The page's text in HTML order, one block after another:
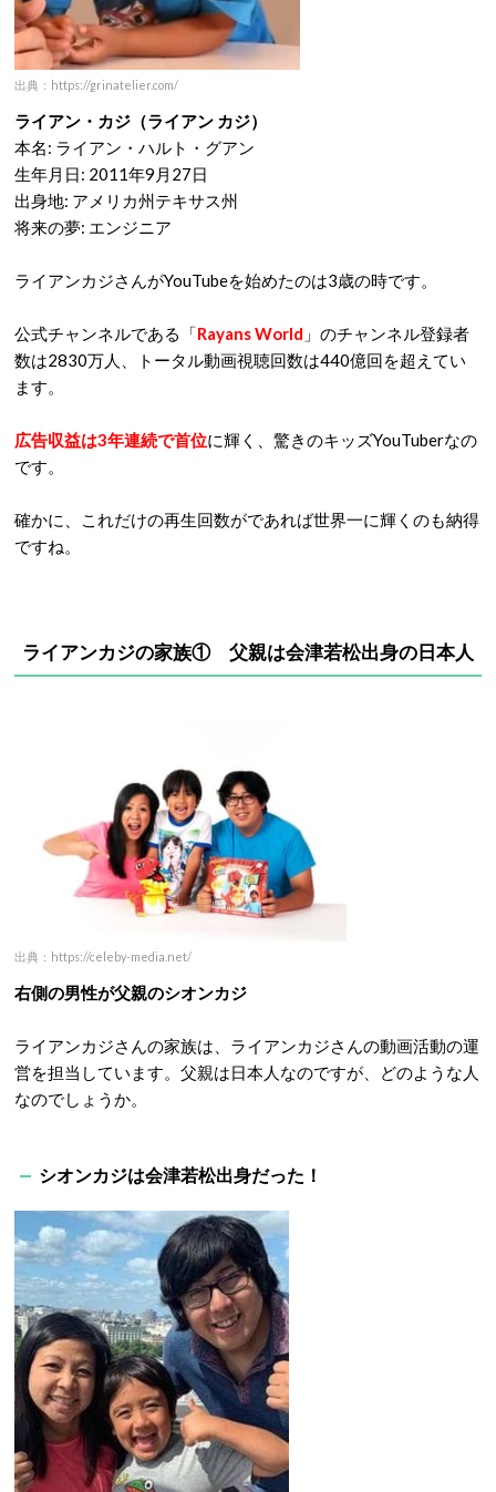
出典：https://grinatelier.com/
ライアン・カジ（ライアン カジ）
本名: ライアン・ハルト・グアン
生年月日: 2011年9月27日
出身地: アメリカ州テキサス州
将来の夢: エンジニア
ライアンカジさんがYouTubeを始めたのは3歳の時です。
公式チャンネルである「Rayans World 」のチャンネル登録者
数は2830万人、トータル動画視聴回数は440億回を超えてい
ます。
広告収益は3年連続で首位に輝く、驚きのキッズYouTuberなの
です。
確かに、これだけの再生回数がであれば世界一に輝くのも納得
ですね。
ライアンカジの家族① 父親は会津若松出身の日本人
出典：https://celeby-media.net/
右側の男性が父親のシオンカジ
ライアンカジさんの家族は、ライアンカジさんの動画活動の運
営を担当しています。父親は日本人なのですが、どのような人
なのでしょうか。
シオンカジは会津若松出身だった！